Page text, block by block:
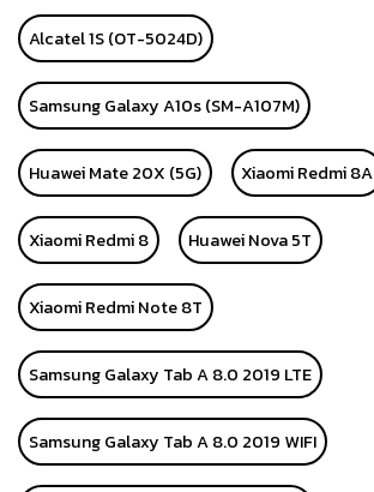
Alcatel 1S (OT-5024D)
Samsung Galaxy A10s (SM-A107M)
Huawei Mate 20X (5G) Xiaomi Redmi 8A
Xiaomi Redmi 8 Huawei Nova 5T
Xiaomi Redmi Note 8T
Samsung Galaxy Tab A 8.0 2019 LTE
Samsung Galaxy Tab A 8.0 2019 WIFI